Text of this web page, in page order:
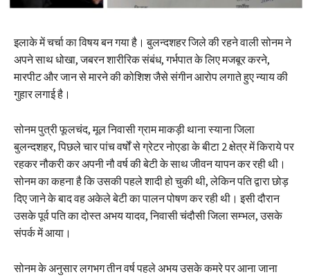
इलाके में चर्चा का विषय बन गया है। बुलन्दशहर जिले की रहने वाली सोनम ने
अपने साथ धोखा, जबरन शारीरिक संबंध, गर्भपात के लिए मजबूर करने,
मारपीट और जान से मारने की कोशिश जैसे संगीन आरोप लगाते हुए न्याय की
गुहार लगाई है।
सोनम पुत्री फूलचंद, मूल निवासी ग्राम माकड़ी थाना स्याना जिला
बुलन्दशहर, पिछले चार पांच वर्षों से ग्रेटर नोएडा के बीटा 2 क्षेत्र में किराये पर
रहकर नौकरी कर अपनी नौ वर्ष की बेटी के साथ जीवन यापन कर रही थी।
सोनम का कहना है कि उसकी पहले शादी हो चुकी थी, लेकिन पति द्वारा छोड़
दिए जाने के बाद वह अकेले बेटी का पालन पोषण कर रही थी। इसी दौरान
उसके पूर्व पति का दोस्त अभय यादव, निवासी चंदौसी जिला सम्भल, उसके
संपर्क में आया।
सोनम के अनुसार लगभग तीन वर्ष पहले अभय उसके कमरे पर आना जाना